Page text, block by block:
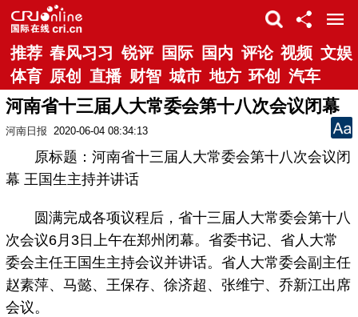
推荐 春风习习 锐评 国际 国内 评论 视频 文娱
体育 原创 直播 财智 城市 地方 环创 汽车
河南省十三届人大常委会第十八次会议闭幕
河南日报 2020-06-04 08:34:13
原标题：河南省十三届人大常委会第十八次会议闭
幕 王国生主持并讲话
圆满完成各项议程后，省十三届人大常委会第十八
次会议6月3日上午在郑州闭幕。省委书记、省人大常
委会主任王国生主持会议并讲话。省人大常委会副主任
赵素萍、马懿、王保存、徐济超、张维宁、乔新江出席
会议。